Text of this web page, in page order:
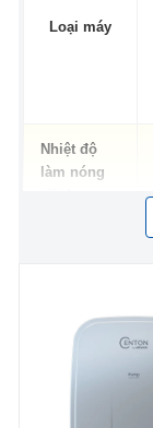
Loại máy
Nhiệt độ
làm nóng
Nguyên lý